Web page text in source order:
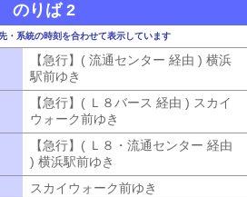
のりば 2
・系統の時刻を合わせて表示しています
【急行】( 流通センター 経由 ) 横浜
駅前ゆき
【急行】( Ｌ８バース 経由 ) スカイ
ウォーク前ゆき
【急行】( Ｌ８・流通センター 経由
) 横浜駅前ゆき
スカイウォーク前ゆき